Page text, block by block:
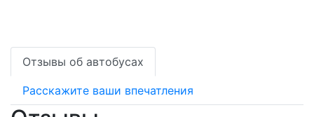
Отзывы об автобусах
Расскажите ваши впечатления